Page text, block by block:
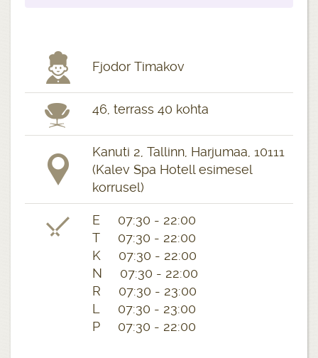
Fjodor Timakov
46, terrass 40 kohta
Kanuti 2, Tallinn, Harjumaa, 10111
(Kalev Spa Hotell esimesel
korrusel)
E 07:30 - 22:00
T 07:30 - 22:00
K 07:30 - 22:00
N 07:30 - 22:00
R 07:30 - 23:00
L 07:30 - 23:00
P 07:30 - 22:00